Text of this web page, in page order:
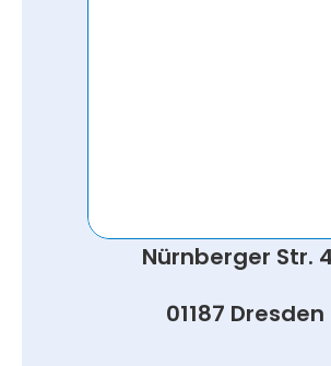
Nürnberger Str.
01187 Dresden